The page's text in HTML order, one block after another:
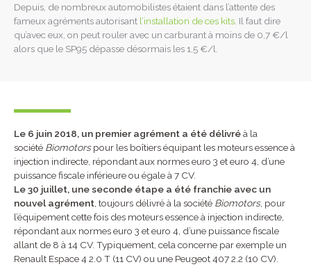
Depuis, de nombreux automobilistes étaient dans l’attente des
fameux agréments autorisant l’installation de ces kits . Il faut dire
qu’avec eux, on peut rouler avec un carburant à moins de 0,7 €/l
alors que le SP95 dépasse désormais les 1,5 €/l.
Le 6 juin 2018, un premier agrément a été délivréà la
société Biomotorspour les boîtiers équipant les moteurs essence à
injection indirecte, répondant aux normes euro 3 et euro 4, d’une
puissance fiscale inférieure ou égale à 7 CV.
Le 30 juillet, une seconde étape a été franchie avec un
nouvel agrément , toujours délivré à la société Biomotors, pour
l’équipement cette fois des moteurs essence à injection indirecte,
répondant aux normes euro 3 et euro 4, d’une puissance fiscale
allant de 8 à 14 CV. Typiquement, cela concerne par exemple un
Renault Espace 4 2.0 T (11 CV) ou une Peugeot 407 2.2 (10 CV).